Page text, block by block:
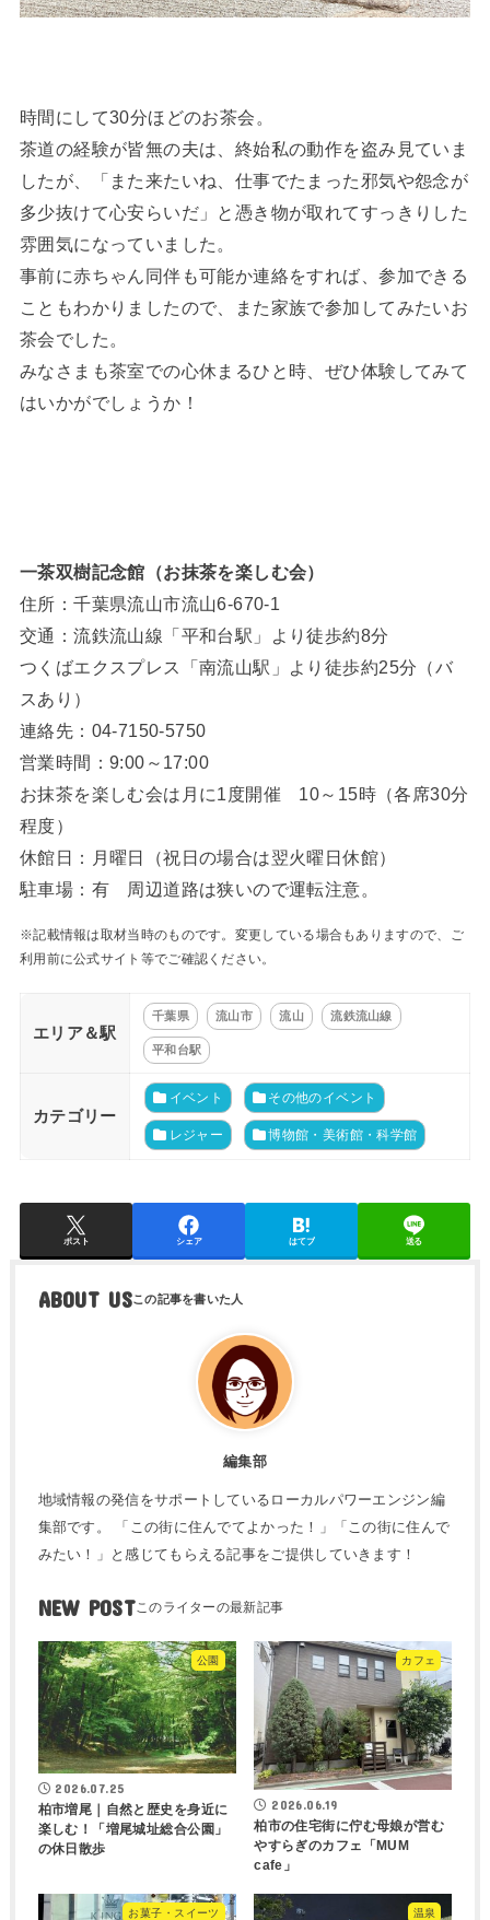
時間にして30分ほどのお茶会。
茶道の経験が皆無の夫は、終始私の動作を盗み見ていま
したが、「また来たいね、仕事でたまった邪気や怨念が
多少抜けて心安らいだ」と憑き物が取れてすっきりした
雰囲気になっていました。
事前に赤ちゃん同伴も可能か連絡をすれば、参加できる
こともわかりましたので、また家族で参加してみたいお
茶会でした。
みなさまも茶室での心休まるひと時、ぜひ体験してみて
はいかがでしょうか！
一茶双樹記念館（お抹茶を楽しむ会）
住所：千葉県流山市流山6-670-1
交通：流鉄流山線「平和台駅」より徒歩約8分
つくばエクスプレス「南流山駅」より徒歩約25分（バ
スあり）
連絡先：04-7150-5750
営業時間：9:00～17:00
お抹茶を楽しむ会は月に1度開催 10～15時（各席30分
程度）
休館日：月曜日（祝日の場合は翌火曜日休館）
駐車場：有 周辺道路は狭いので運転注意。
※記載情報は取材当時のものです。変更している場合もありますので、ご
利用前に公式サイト等でご確認ください。
エリア＆駅
千葉県 流山市 流山 流鉄流山線
平和台駅
カテゴリー
イベント その他のイベント
レジャー 博物館・美術館・科学館
ポスト シェア はてブ 送る
ABOUT US
編集部
地域情報の発信をサポートしているローカルパワーエンジン編
集部です。 「この街に住んでてよかった！」「この街に住んで
みたい！」と感じてもらえる記事をご提供していきます！
NEW POST
公園
2026.07.25
柏市増尾｜自然と歴史を身近に
楽しむ！「増尾城址総合公園」
の休日散歩
カフェ
2026.06.19
柏市の住宅街に佇む母娘が営む
やすらぎのカフェ「MUM
cafe」
お菓子・スイーツ 温泉